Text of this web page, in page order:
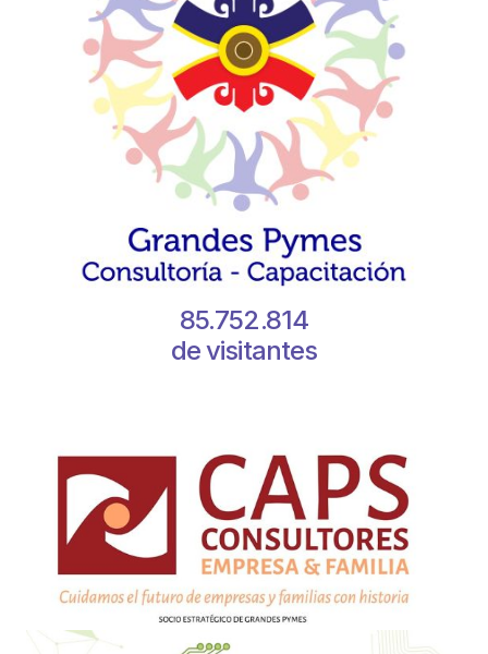
85.752.814
de visitantes